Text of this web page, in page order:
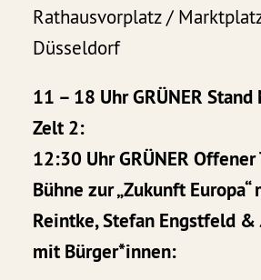
Rathausvorplatz /
Düsseldorf
11 – 18 Uhr GRÜNER
Zelt 2:
12:30 Uhr GRÜNER
Bühne zur „Zukunft Europa“
Reintke, Stefan Engstfeld &
mit Bürger*innen: